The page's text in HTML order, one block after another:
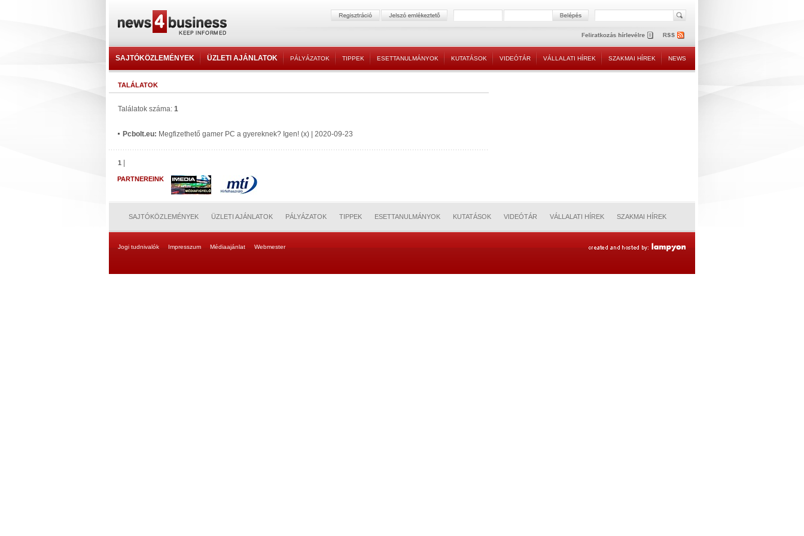
SAJTÓKÖZLEMÉNYEK ÜZLETI AJÁNLATOK PÁLYÁZATOK TIPPEK ESETTANULMÁNYOK KUTATÁSOK VIDEÓTÁR VÁLLALATI HÍREK SZAKMAI HÍREK NEWS
TALÁLATOK
Találatok száma: 1
Pcbolt.eu: Megfizethető gamer PC a gyereknek? Igen! (x) | 2020-09-23
1
PARTNEREINK
SAJTÓKÖZLEMÉNYEK ÜZLETI AJÁNLATOK PÁLYÁZATOK TIPPEK ESETTANULMÁNYOK KUTATÁSOK VIDEÓTÁR VÁLLALATI HÍREK SZAKMAI HÍREK
Jogi tudnivalók Impresszum Médiaajánlat Webmester